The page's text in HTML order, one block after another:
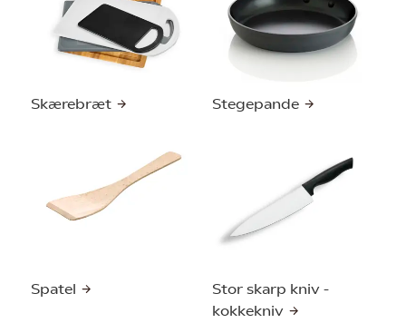
Skærebræt Stegepande
Spatel
Stor skarp kniv -
kokkekniv